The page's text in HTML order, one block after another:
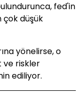
fed'in
çok düşük
yönelirse, o
ve riskler
ediliyor.